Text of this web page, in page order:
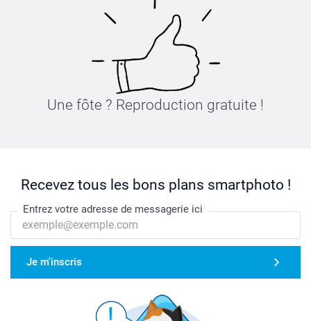
Une fôte ? Reproduction gratuite !
Recevez tous les bons plans smartphoto !
Entrez votre adresse de messagerie ici
Je m'inscris